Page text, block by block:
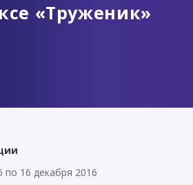
«Труженик»
по 16 декабря 2016